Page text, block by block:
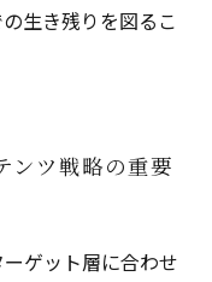
生き残りを図るこ
ンツ戦略の重要
ゲット層に合わせ